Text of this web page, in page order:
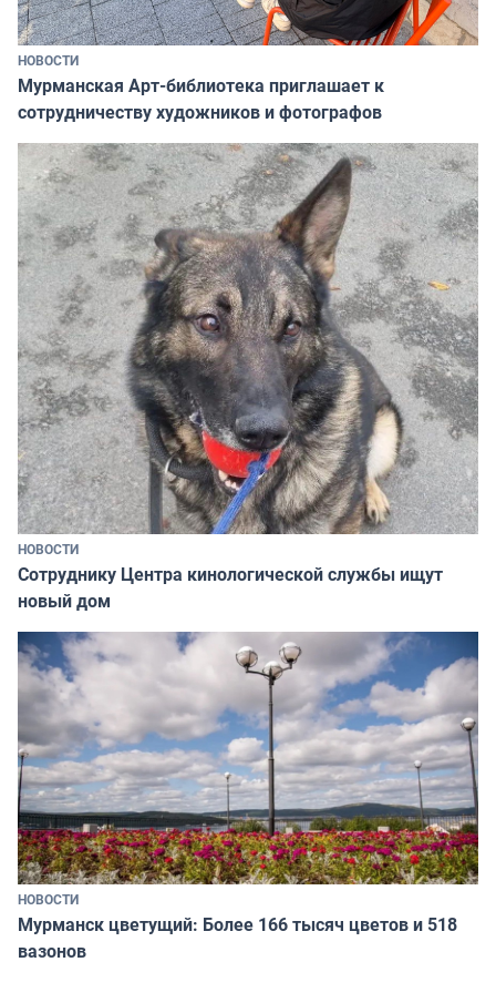
НОВОСТИ
Мурманская Арт-библиотека приглашает к
сотрудничеству художников и фотографов
НОВОСТИ
Сотруднику Центра кинологической службы ищут
новый дом
НОВОСТИ
Мурманск цветущий: Более 166 тысяч цветов и 518
вазонов